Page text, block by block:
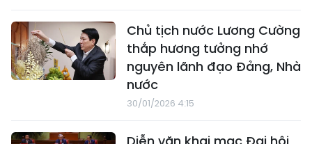
Chủ tịch nước Lương Cường
thắp hương tưởng nhớ
nguyên lãnh đạo Đảng, Nhà
nước
30/01/2026 4:15